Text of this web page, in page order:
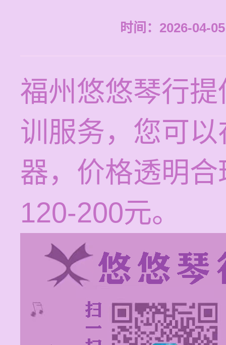
时间：2026-04-
福州悠悠琴行
训服务，您可
器，价格透明
120-200元。